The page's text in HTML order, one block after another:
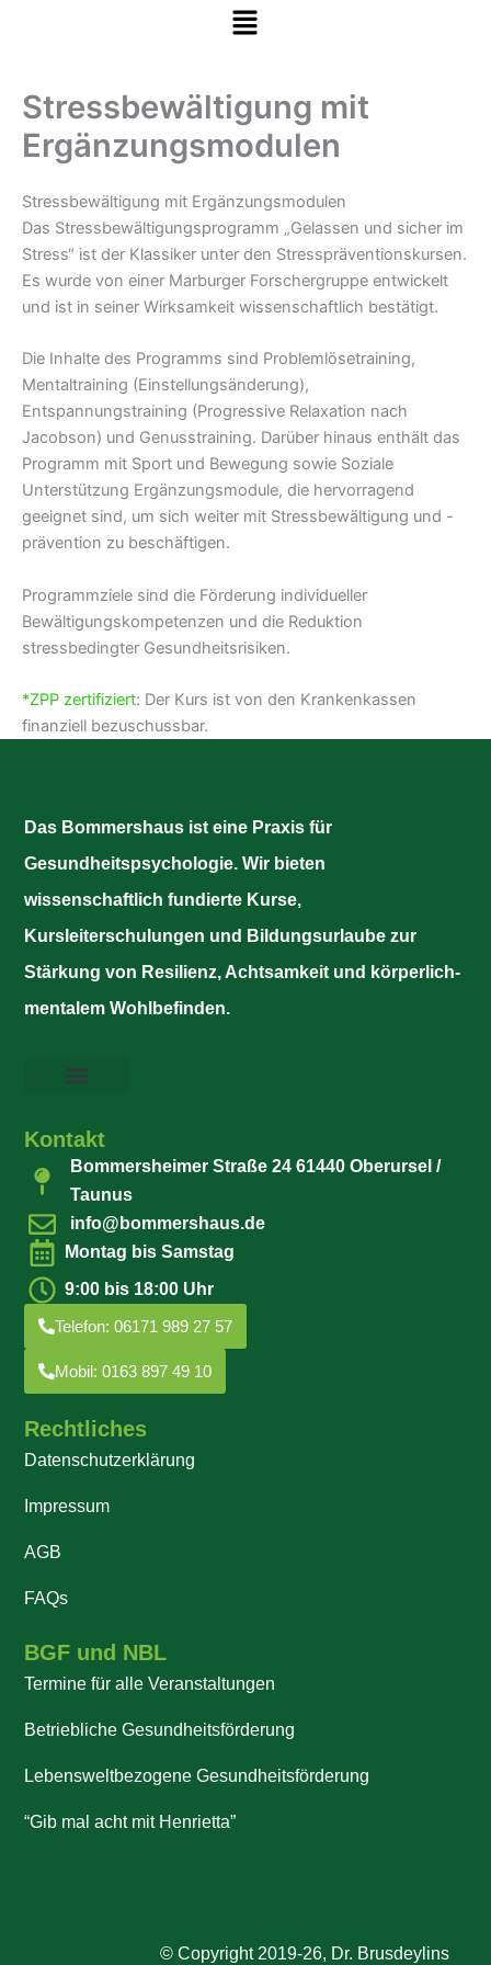
Menü
Stressbewältigung mit
Ergänzungsmodulen
Stressbewältigung mit Ergänzungsmodulen
Das Stressbewältigungsprogramm „Gelassen und sicher im
Stress“ ist der Klassiker unter den Stresspräventionskursen.
Es wurde von einer Marburger Forschergruppe entwickelt
und ist in seiner Wirksamkeit wissenschaftlich bestätigt.
Die Inhalte des Programms sind Problemlösetraining,
Mentaltraining (Einstellungsänderung),
Entspannungstraining (Progressive Relaxation nach
Jacobson) und Genusstraining. Darüber hinaus enthält das
Programm mit Sport und Bewegung sowie Soziale
Unterstützung Ergänzungsmodule, die hervorragend
geeignet sind, um sich weiter mit Stressbewältigung und -
prävention zu beschäftigen.
Programmziele sind die Förderung individueller
Bewältigungskompetenzen und die Reduktion
stressbedingter Gesundheitsrisiken.
*ZPP zertifiziert: Der Kurs ist von den Krankenkassen
finanziell bezuschussbar.
Das Bommershaus ist eine Praxis für
Gesundheitspsychologie. Wir bieten
wissenschaftlich fundierte Kurse,
Kursleiterschulungen und Bildungsurlaube zur
Stärkung von Resilienz, Achtsamkeit und körperlich-
mentalem Wohlbefinden.
BGF und NBL
Termine für alle Veranstaltungen
Betriebliche Gesundheitsförderung
Lebensweltbezogene Gesundheitsförderung
“Gib mal acht mit Henrietta”
Rechtliches
Datenschutzerklärung
Impressum
AGB
FAQs
Kontakt
Bommersheimer Straße 24 61440 Oberursel /
Taunus
info@bommershaus.de
Montag bis Samstag
9:00 bis 18:00 Uhr
Telefon: 06171 989 27 57
Mobil: 0163 897 49 10
© Copyright 2019-26, Dr. Brusdeylins